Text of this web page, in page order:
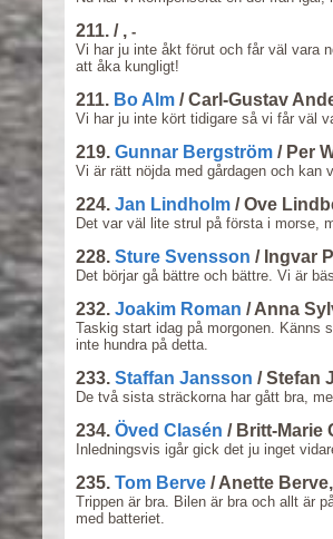
211. / , -
Vi har ju inte åkt förut och får väl vara
att åka kungligt!
211. Bo Alm / Carl-Gustav
Vi har ju inte kört tidigare så vi får väl
219. Gunnar Bergström / Per
Vi är rätt nöjda med gårdagen och kan
224. Jan Lindholm / Ove
Det var väl lite strul på första i morse,
228. Sture Svensson / Ingvar
Det börjar gå bättre och bättre. Vi är
232. Joakim Roman / Anna
Taskig start idag på morgonen. Känns
inte hundra på detta.
233. Staffan Jansson / Stefan
De två sista sträckorna har gått bra,
234. Öved Clasén / Britt-Marie
Inledningsvis igår gick det ju inget
235. Tom Berve / Anette
Trippen är bra. Bilen är bra och allt är
med batteriet.